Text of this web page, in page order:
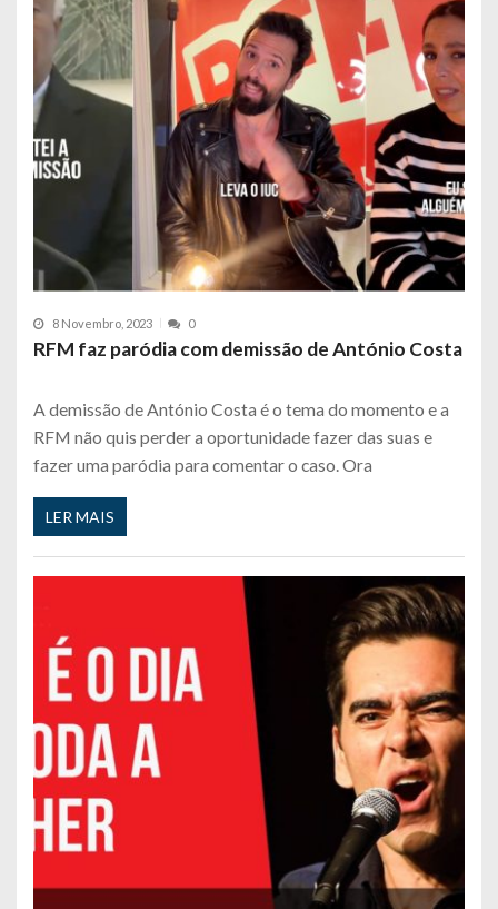
8 Novembro, 2023 0
RFM faz paródia com demissão de António Costa
A demissão de António Costa é o tema do momento e a
RFM não quis perder a oportunidade fazer das suas e
fazer uma paródia para comentar o caso. Ora
LER MAIS